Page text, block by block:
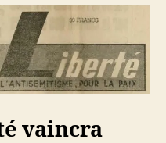
vaincra